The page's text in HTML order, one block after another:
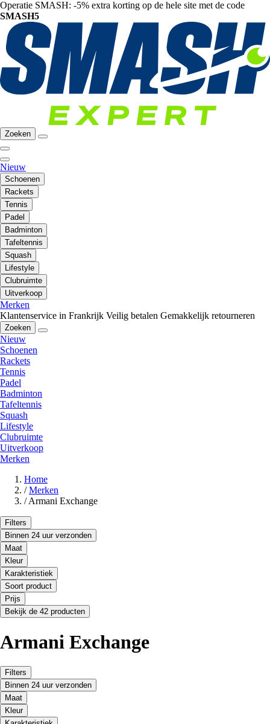
Operatie SMASH: -5% extra korting op de hele site met de code
SMASH5
Zoeken
Nieuw
Schoenen
Rackets
Tennis
Padel
Badminton
Tafeltennis
Squash
Lifestyle
Clubruimte
Uitverkoop
Merken
Klantenservice in Frankrijk Veilig betalen Gemakkelijk retourneren
Zoeken
Nieuw
Schoenen
Rackets
Tennis
Padel
Badminton
Tafeltennis
Squash
Lifestyle
Clubruimte
Uitverkoop
Merken
Home
/ Merken
/ Armani Exchange
Filters
Binnen 24 uur verzonden
Maat
Kleur
Karakteristiek
Soort product
Prijs
Bekijk de 42 producten
Armani Exchange
Filters
Binnen 24 uur verzonden
Maat
Kleur